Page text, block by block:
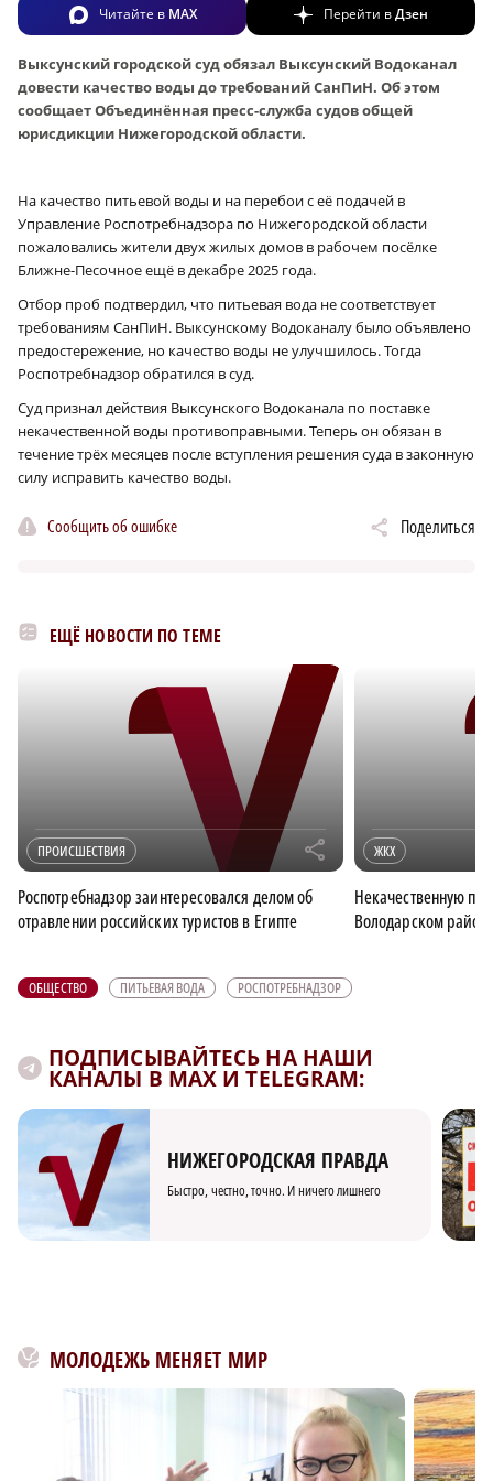
Читайте в MAX Перейти вДзен
Выксунский городской суд обязал Выксунский Водоканал
довести качество воды до требований СанПиН. Об этом
сообщает Объединённая пресс-служба судов общей
юрисдикции Нижегородской области.
На качество питьевой воды и на перебои с её подачей в
Управление Роспотребнадзора по Нижегородской области
пожаловались жители двух жилых домов в рабочем посёлке
Ближне-Песочное ещё в декабре 2025 года.
Отбор проб подтвердил, что питьевая вода не соответствует
требованиям СанПиН. Выксунскому Водоканалу было объявлено
предостережение, но качество воды не улучшилось. Тогда
Роспотребнадзор обратился в суд.
Суд признал действия Выксунского Водоканала по поставке
некачественной воды противоправными. Теперь он обязан в
течение трёх месяцев после вступления решения суда в законную
силу исправить качество воды.
Сообщить об ошибке Поделиться
ЕЩЁ НОВОСТИ ПО ТЕМЕ
ПРОИСШЕСТВИЯ r
Роспотребнадзор заинтересовался делом об
отравлении российских туристов в Египте
ЖКХ
Некачественную
Володарском
ОБЩЕСТВО ПИТЬЕВАЯ ВОДА РОСПОТРЕБНАДЗОР
ПОДПИСЫВАЙТЕСЬ НА НАШИ
КАНАЛЫ В MAX И TELEGRAM:
НИЖЕГОРОДСКАЯ ПРАВДА
Быстро, честно, точно. И ничего лишнего
МОЛОДЕЖЬ МЕНЯЕТ МИР